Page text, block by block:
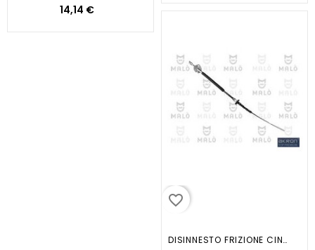
14,14 €
favorite_border
DISINNESTO FRIZIONE CINQUECENTO